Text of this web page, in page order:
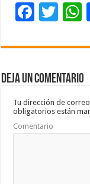
F
e
b
o
o
k
T
tt
er sA
Deja un comentario
Tu dirección de
obligatorios están
Comentario